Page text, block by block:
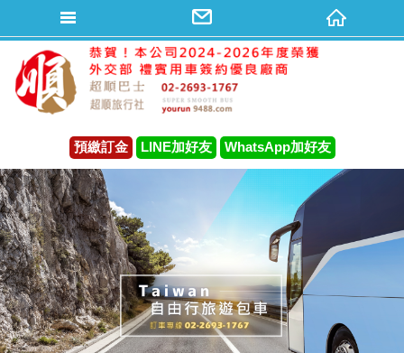
預繳訂金 LINE加好友 WhatsApp加好友